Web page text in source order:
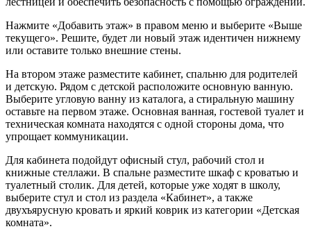
Нажмите «Добавить этаж» в правом меню и выберите «Выше
текущего». Решите, будет ли новый этаж идентичен нижнему
или оставите только внешние стены.
На втором этаже разместите кабинет, спальню для родителей
и детскую. Рядом с детской расположите основную ванную.
Выберите угловую ванну из каталога, а стиральную машину
оставьте на первом этаже. Основная ванная, гостевой туалет и
техническая комната находятся с одной стороны дома, что
упрощает коммуникации.
Для кабинета подойдут офисный стул, рабочий стол и
книжные стеллажи. В спальне разместите шкаф с кроватью и
туалетный столик. Для детей, которые уже ходят в школу,
выберите стул и стол из раздела «Кабинет», а также
двухъярусную кровать и яркий коврик из категории «Детская
комната».